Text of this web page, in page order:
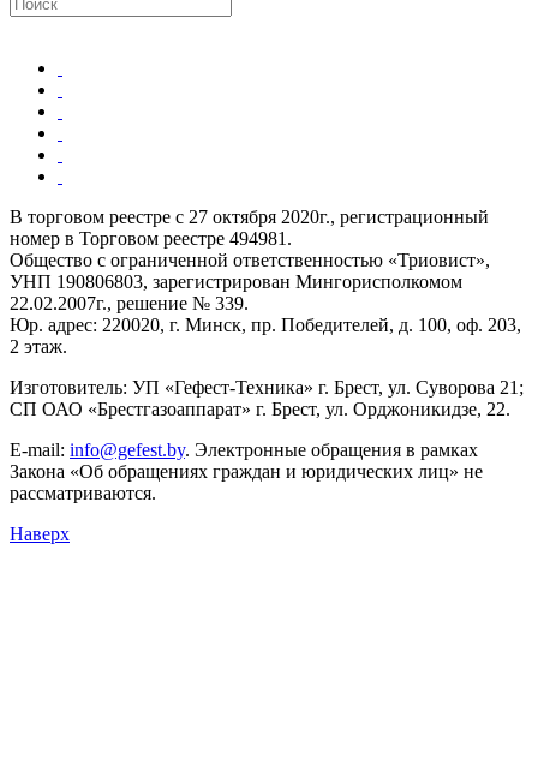
В торговом реестре с 27 октября 2020г., регистрационный
номер в Торговом реестре 494981.
Общество с ограниченной ответственностью «Триовист»,
УНП 190806803, зарегистрирован Мингорисполкомом
22.02.2007г., решение № 339.
Юр. адрес: 220020, г. Минск, пр. Победителей, д. 100, оф. 203,
2 этаж.
Изготовитель: УП «Гефест-Техника» г. Брест, ул. Суворова 21;
СП ОАО «Брестгазоаппарат» г. Брест, ул. Орджоникидзе, 22.
E-mail: info@gefest.by. Электронные обращения в рамках
Закона «Об обращениях граждан и юридических лиц» не
рассматриваются.
Наверх